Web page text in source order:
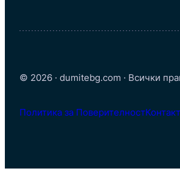
© 2026 · dumitebg.com · Всички
Политика за Поверителност